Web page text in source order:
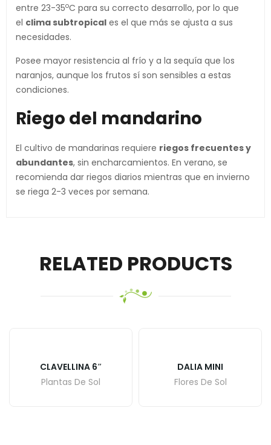
entre 23-35oC para su correcto desarrollo, por lo que
el clima subtropical es el que más se ajusta a sus
necesidades.
Posee mayor resistencia al frío y a la sequía que los
naranjos, aunque los frutos sí son sensibles a estas
condiciones.
Riego del mandarino
El cultivo de mandarinas requiere riegos frecuentes y
abundantes, sin encharcamientos. En verano, se
recomienda dar riegos diarios mientras que en invierno
se riega 2-3 veces por semana.
RELATED PRODUCTS
CLAVELLINA 6″
Plantas De Sol
DALIA MINI
Flores De Sol